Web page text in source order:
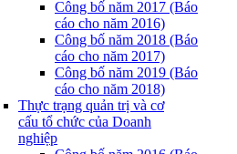
Công bố năm 2017 (Báo
cáo cho năm 2016)
Công bố năm 2018 (Báo
cáo cho năm 2017)
Công bố năm 2019 (Báo
cáo cho năm 2018)
Thực trạng quản trị và cơ
cấu tổ chức của Doanh
nghiệp